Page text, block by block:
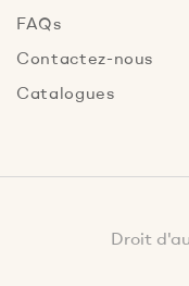
FAQs
Contactez-nous
Catalogues
Droit